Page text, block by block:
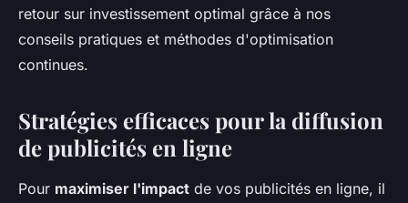
retour sur investissement optimal grâce à nos
conseils pratiques et méthodes d'optimisation
continues.
Stratégies efficaces pour la diffusion
de publicités en ligne
Pour maximiser l'impact de vos publicités en ligne, il